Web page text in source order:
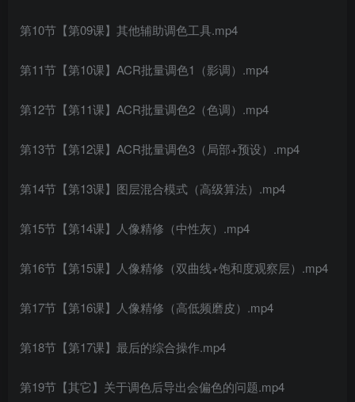
第10节【第09课】其他辅助调色工具.mp4
第11节【第10课】ACR批量调色1（影调）.mp4
第12节【第11课】ACR批量调色2（色调）.mp4
第13节【第12课】ACR批量调色3（局部+预设）.mp4
第14节【第13课】图层混合模式（高级算法）.mp4
第15节【第14课】人像精修（中性灰）.mp4
第16节【第15课】人像精修（双曲线+饱和度观察层）.mp4
第17节【第16课】人像精修（高低频磨皮）.mp4
第18节【第17课】最后的综合操作.mp4
第19节【其它】关于调色后导出会偏色的问题.mp4